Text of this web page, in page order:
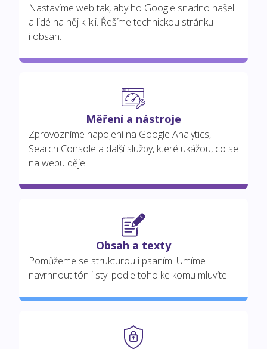
Nastavíme web tak, aby ho Google snadno našel
a lidé na něj klikli. Řešíme technickou stránku
i obsah.
Měření a nástroje
Zprovozníme napojení na Google Analytics,
Search Console a další služby, které ukážou, co se
na webu děje.
Obsah a texty
Pomůžeme se strukturou i psaním. Umíme
navrhnout tón i styl podle toho ke komu mluvíte.